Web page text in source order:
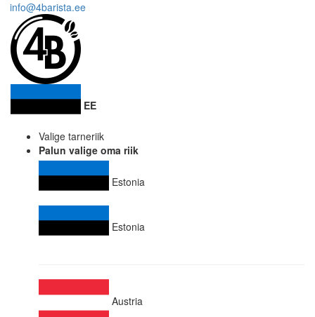
info@4barista.ee
EE
Valige tarneriik
Palun valige oma riik
Estonia
Estonia
Austria